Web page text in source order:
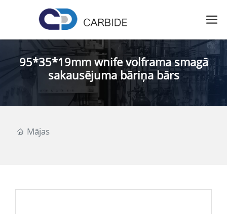
95*35*19mm wnife volframa smagā
sakausējuma bāriņa bārs
Mājas